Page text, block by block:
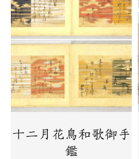
十二月花鳥和歌御手
鑑